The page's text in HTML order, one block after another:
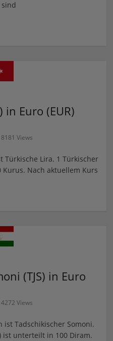
in Euro (EUR)
8181 Views
Lira. 1 Türkischer
Nach aktuellem Kurs
(TJS) in Euro
4272 Views
ist Tadschikischer Somoni.
ist unterteilt in 100 Diram.